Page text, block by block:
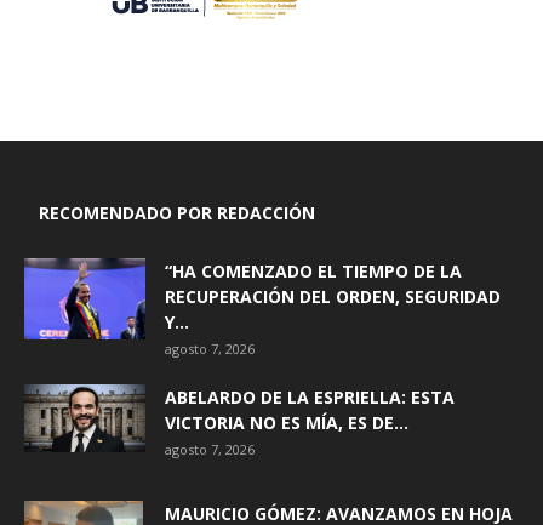
RECOMENDADO POR REDACCIÓN
“HA COMENZADO EL TIEMPO DE LA
RECUPERACIÓN DEL ORDEN, SEGURIDAD
Y...
agosto 7, 2026
ABELARDO DE LA ESPRIELLA: ESTA
VICTORIA NO ES MÍA, ES DE...
agosto 7, 2026
MAURICIO GÓMEZ: AVANZAMOS EN HOJA